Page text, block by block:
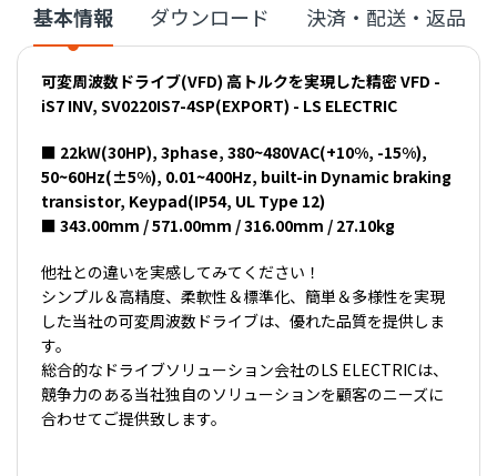
基本情報 ダウンロード 決済・配送・返品
可変周波数ドライブ(VFD) 高トルクを実現した精密 VFD -
iS7 INV, SV0220IS7-4SP(EXPORT) - LS ELECTRIC
■ 22kW(30HP), 3phase, 380~480VAC(+10%, -15%),
50~60Hz(±5%), 0.01~400Hz, built-in Dynamic braking
transistor, Keypad(IP54, UL Type 12)
■ 343.00mm / 571.00mm / 316.00mm / 27.10kg
他社との違いを実感してみてください！
シンプル＆高精度、柔軟性＆標準化、簡単＆多様性を実現
した当社の可変周波数ドライブは、優れた品質を提供しま
す。
総合的なドライブソリューション会社のLS ELECTRICは、
競争力のある当社独自のソリューションを顧客のニーズに
合わせてご提供致します。